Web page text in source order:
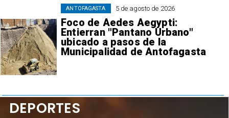
5 de agosto de 2026
Foco de Aedes Aegypti:
Entierran "Pantano Urbano"
ubicado a pasos de la
Municipalidad de Antofagasta
ANTOFAGASTA
DEPORTES